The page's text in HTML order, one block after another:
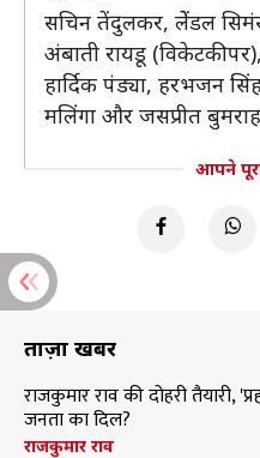
सचिन तेंदुलकर, लेेंडल
अंबाती रायडू
हार्दिक पंड्या, हरभजन
मलिंगा और जसप्रीत
आपने
ताज़ा खबरें
राजकुमार राव की दोहरी
जनता का दिल?
राजकुमार राव